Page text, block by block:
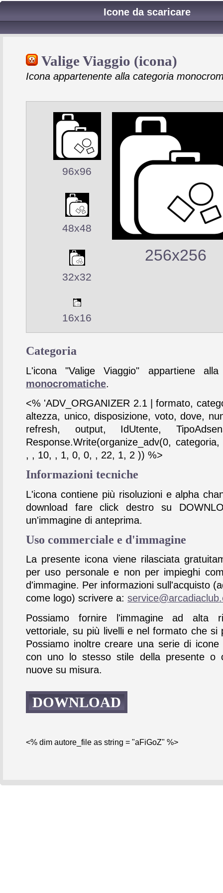
Icone da scaricare
Valige Viaggio (icona)
Icona appartenente alla categoria
96x96
48x48
32x32
16x16
256x256
Categoria
L'icona "Valige Viaggio" appartiene alla
monocromatiche.
<% 'ADV_ORGANIZER 2.1 | formato,
altezza, unico, disposizione, voto, dove,
refresh, output, IdUtente,
Response.Write(organize_adv(0,
, , 10, , 1, 0, 0, , 22, 1, 2 )) %>
Informazioni tecniche
L'icona contiene più risoluzioni e alpha
download fare click destro su
un'immagine di anteprima.
Uso commerciale e d'immagine
La presente icona viene rilasciata
per uso personale e non per impieghi
d'immagine. Per informazioni sull'acquisto
come logo) scrivere a:
Possiamo fornire l'immagine ad alta
vettoriale, su più livelli e nel formato che si
Possiamo inoltre creare una serie di icone
con uno lo stesso stile della presente o
nuove su misura.
DOWNLOAD
<% dim autore_file as string = "aFiGoZ" %>